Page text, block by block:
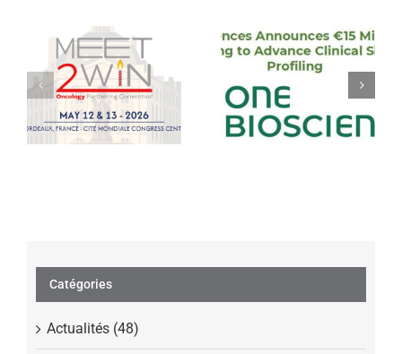
MEET2WIN 2026
– 11ème édition
OneBiosciences
lève 15 millions
d’euros en série A
pour pour faire
progresser le
profilage clinique
Catégories
Actualités (48)